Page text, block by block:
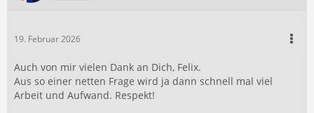
19. Februar 2026
Auch von mir vielen Dank an Dich, Felix.
Aus so einer netten Frage wird ja dann schnell mal viel
Arbeit und Aufwand. Respekt!